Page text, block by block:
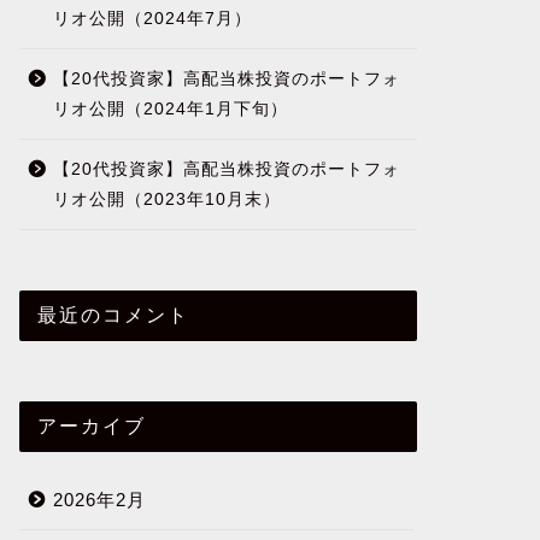
リオ公開（2024年7月）
【20代投資家】高配当株投資のポートフォ
リオ公開（2024年1月下旬）
【20代投資家】高配当株投資のポートフォ
リオ公開（2023年10月末）
最近のコメント
アーカイブ
2026年2月